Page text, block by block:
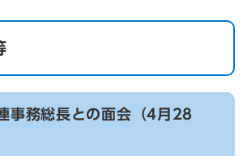
事務総長との面会（4月28